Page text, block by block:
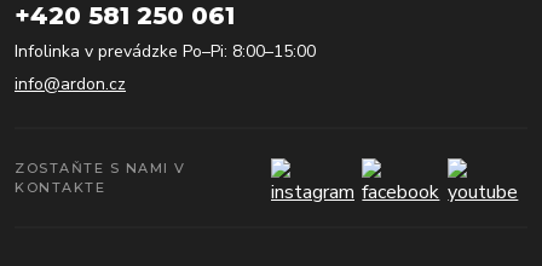
+420 581 250 061
Infolinka v prevádzke Po–Pi: 8:00–15:00
info@ardon.cz
ZOSTAŇTE S NAMI V
KONTAKTE